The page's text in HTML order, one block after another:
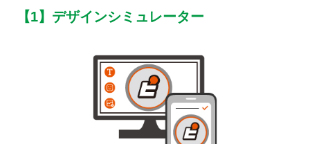
【1】デザインシミュレーター